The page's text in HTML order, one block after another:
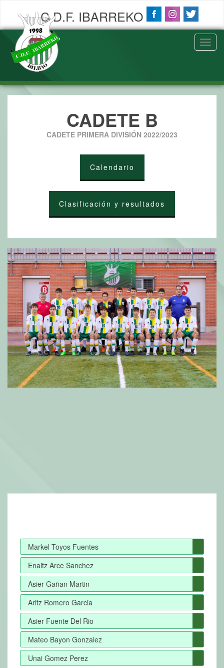
C.D.F. IBARREKO
CADETE B
CADETE PRIMERA DIVISIÓN 2022/2023
Calendario
Clasificación y resultados
Markel Toyos Fuentes
Enaitz Arce Sanchez
Asier Gañan Martin
Aritz Romero Garcia
Asier Fuente Del Rio
Mateo Bayon Gonzalez
Unai Gomez Perez